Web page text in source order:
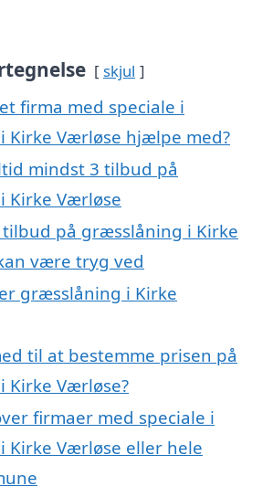
skjul
firma med speciale i
Kirke Værløse hjælpe med?
mindst 3 tilbud på
Kirke Værløse
tilbud på græsslåning i Kirke
være tryg ved
græsslåning i Kirke
til at bestemme prisen på
Kirke Værløse?
firmaer med speciale i
Kirke Værløse eller hele